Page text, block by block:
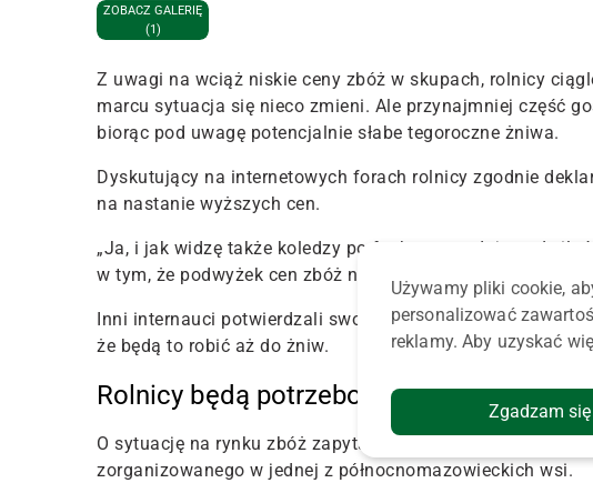
ZOBACZ GALERIĘ
(1)
Z uwagi na wciąż niskie ceny zbóż w skupach, rolnicy
marcu sytuacja się nieco zmieni. Ale przynajmniej część
biorąc pod uwagę potencjalnie słabe tegoroczne żniwa.
Dyskutujący na internetowych forach rolnicy zgodnie
na nastanie wyższych cen.
„Ja, i jak widzę także koledzy po fachu, sprzedaję małe
w tym, że podwyżek cen zbóż nie widać nawet na dalekim
Inni internauci potwierdzali swoje decyzje o dalszym
że będą to robić aż do żniw.
Rolnicy będą potrzebować pieniędzy
O sytuację na rynku zbóż zapytaliśmy uczestników
zorganizowanego w jednej z północnomazowieckich wsi.
Używamy pliki cookie,
personalizować
reklamy. Aby uzyskać
Zgadzam się